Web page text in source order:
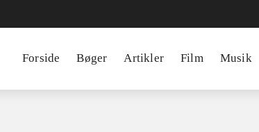
Forside Bøger Artikler Film Musik